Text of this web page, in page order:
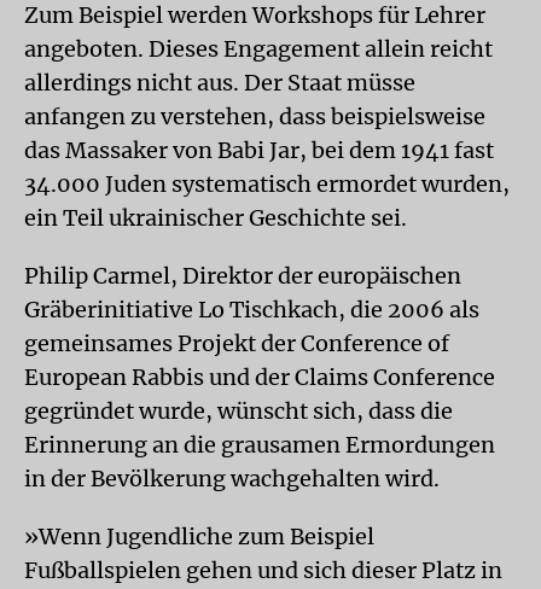
Zum Beispiel werden Workshops für Lehrer
angeboten. Dieses Engagement allein reicht
allerdings nicht aus. Der Staat müsse
anfangen zu verstehen, dass beispielsweise
das Massaker von Babi Jar, bei dem 1941 fast
34.000 Juden systematisch ermordet wurden,
ein Teil ukrainischer Geschichte sei.
Philip Carmel, Direktor der europäischen
Gräberinitiative Lo Tischkach, die 2006 als
gemeinsames Projekt der Conference of
European Rabbis und der Claims Conference
gegründet wurde, wünscht sich, dass die
Erinnerung an die grausamen Ermordungen
in der Bevölkerung wachgehalten wird.
»Wenn Jugendliche zum Beispiel
Fußballspielen gehen und sich dieser Platz in